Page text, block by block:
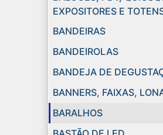
EXPOSITORES E
BANDEIRAS
BANDEIROLAS
BANDEJA DE
BANNERS, FAIXAS,
BARALHOS